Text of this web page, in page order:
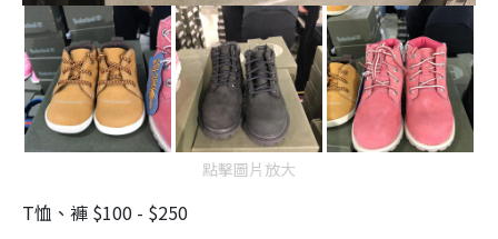
點擊圖片放大
T恤、褲 $100 - $250